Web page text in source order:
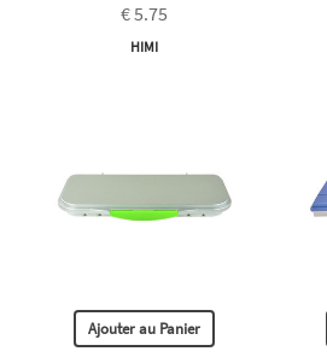
€ 5.75
HIMI
Ajouter au Panier